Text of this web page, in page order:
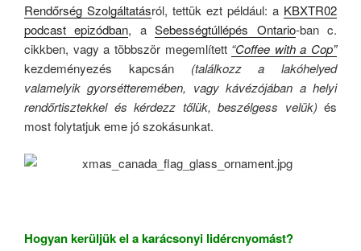
Rendőrség Szolgáltatásról, tettük ezt például: a KBXTR02
podcast epizódban, aSebességtúllépés Ontario-ban c.
cikkben, vagy a többször megemlített “Coffee with a Cop”
kezdeményezés kapcsán (találkozz a lakóhelyed
valamelyik gyorsétteremében, vagy kávézójában a helyi
rendőrtisztekkel és kérdezz tőlük, beszélgess velük) és
most folytatjuk eme jó szokásunkat.
Hogyan kerüljük el a karácsonyi lidércnyomást?